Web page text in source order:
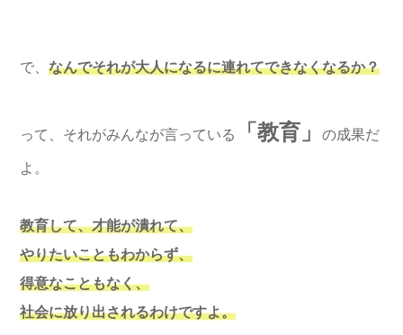
で、 なんでそれが大人になるに連れてできなくなるか？
って、それがみんなが言っている 「教育」 の成果だ
よ。
教育して、才能が潰れて、
やりたいこともわからず、
得意なこともなく、
社会に放り出されるわけですよ。